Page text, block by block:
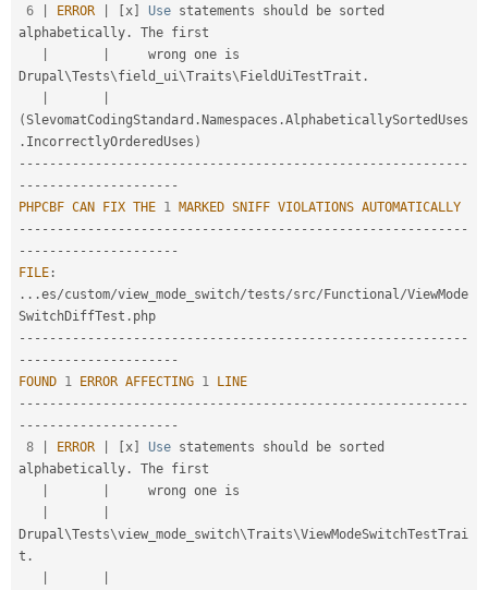
6
ERROR [x] Use statements should be sorted
alphabetically .
The first
     wrong one is
Drupal\Tests\field_ui\Traits\FieldUiTestTrait .
(SlevomatCodingStandard .Namespaces .AlphabeticallySortedUses
. IncorrectlyOrderedUses )
-- -- -- -- -- -- -- -- -- -- -- -- -- -- -- -- -- -- -- -- -- -- -- -- -- -- -- -- -- -
- -- -- -- -- -- -- -- -- -- --
PHPCBF CAN FIX THE 1 MARKED SNIFF VIOLATIONS AUTOMATICALLY
-- -- -- -- -- -- -- -- -- -- -- -- -- -- -- -- -- -- -- -- -- -- -- -- -- -- -- -- -- -
- -- -- -- -- -- -- -- -- -- --
FILE :
. . .es/custom/view_mode_switch/tests/src/Functional /ViewMode
SwitchDiffTest .
-- -- -- -- -- -- -- -- -- -- -- -- -- -- -- -- -- -- -- -- -- -- -- -- -- -- -- -- -- -
- -- -- -- -- -- -- -- -- -- --
FOUND 1 ERROR AFFECTING 1
LINE
-- -- -- -- -- -- -- -- -- -- -- -- -- -- -- -- -- -- -- -- -- -- -- -- -- -- -- -- -- -
- -- -- -- -- -- -- -- -- -- --
8
ERROR [x] Use statements should be sorted
alphabetically .
The first
     wrong one is
Drupal\Tests\view_mode_switch\Traits\ViewModeSwitchTestTrai
t .